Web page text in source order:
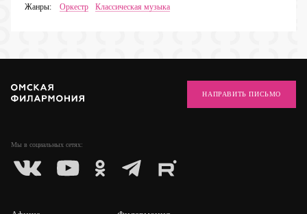
Жанры: Оркестр Классическая музыка
Мы в социальных сетях:
НАПРАВИТЬ ПИСЬМО